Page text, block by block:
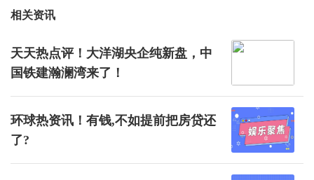
相关资讯
天天热点评！大洋湖央企纯新盘，中
国铁建瀚澜湾来了！
环球热资讯！有钱,不如提前把房贷还
了?